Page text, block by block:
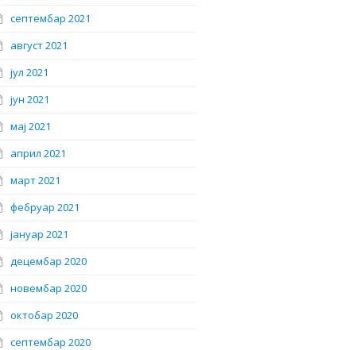
септембар 2021
август 2021
јул 2021
јун 2021
мај 2021
април 2021
март 2021
фебруар 2021
јануар 2021
децембар 2020
новембар 2020
октобар 2020
септембар 2020